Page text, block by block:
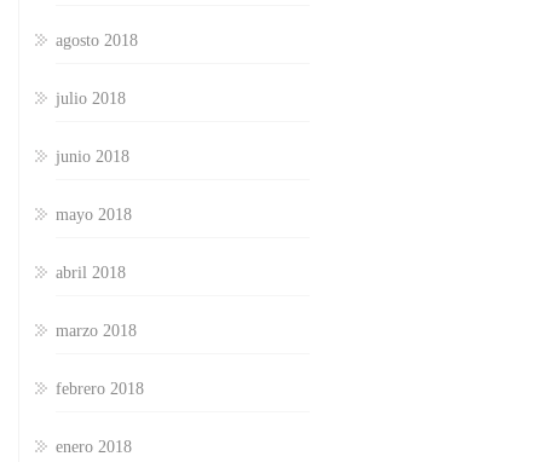
agosto 2018
julio 2018
junio 2018
mayo 2018
abril 2018
marzo 2018
febrero 2018
enero 2018